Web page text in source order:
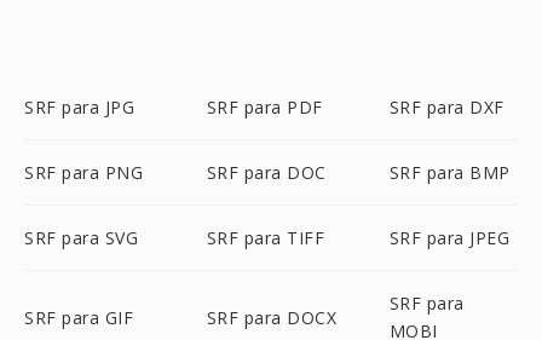
SRF para JPG SRF para PDF SRF para DXF
SRF para PNG SRF para DOC SRF para BMP
SRF para SVG SRF para TIFF SRF para JPEG
SRF para GIF SRF para DOCX
SRF para
MOBI